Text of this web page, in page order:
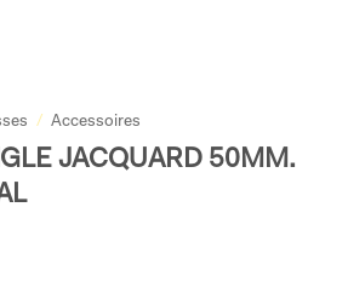
/ Accessoires
JACQUARD 50MM.